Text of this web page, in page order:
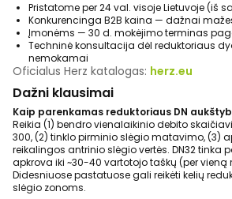
Pristatome per 24 val. visoje Lietuvoje (iš
Konkurencinga B2B kaina — dažnai
Įmonėms — 30 d. mokėjimo terminas
Techninė konsultacija dėl reduktoriaus
nemokamai
Oficialus Herz katalogas: herz.eu
Dažni klausimai
Kaip parenkamas reduktoriaus DN
Reikia (1) bendro vienalaikinio debito
300, (2) tinklo pirminio slėgio matavimo, (3)
reikalingos antrinio slėgio vertės. DN32 tinka
apkrova iki ~30-40 vartotojo taškų (per vieną
Didesniuose pastatuose gali reikėti kelių
slėgio zonoms.